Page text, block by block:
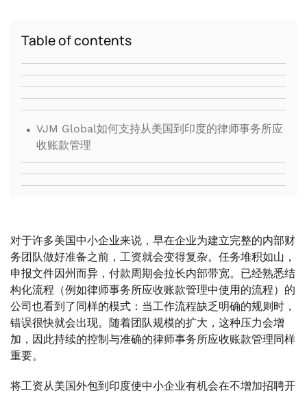
Table of contents
. VJM Global如何支持从美国到印度的律师事务所应
收账款管理
对于许多美国中小企业来说，早在企业为建立完整的内部财
务团队做好准备之前，工资就会变得复杂。任务堆积如山，
申报文件因州而异，付款周期会拉长内部带宽。已经熟悉结
构化流程（例如律师事务所应收账款管理中使用的流程）的
公司也看到了同样的模式：当工作流程缺乏明确的规则时，
错误很快就会出现。随着团队规模的扩大，这种压力会增
加，因此持续的控制与准确的律师事务所应收账款管理同样
重要。
将工资从美国外包到印度使中小企业有机会在不增加招聘开